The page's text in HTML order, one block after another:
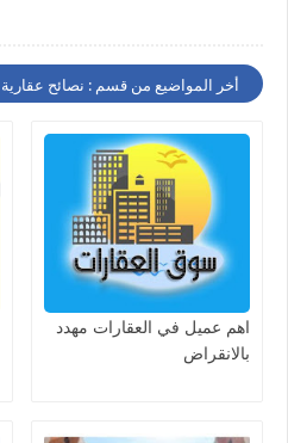
أخر المواضيع من قسم : نصائح عقارية
اهم عميل في العقارات مهدد
بالانقراض